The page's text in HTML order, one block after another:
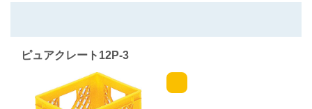
ピュアクレート12P-3